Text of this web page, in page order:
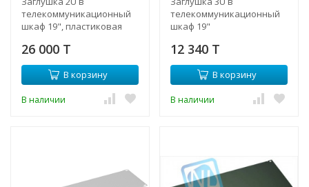
телекоммуникационный
шкаф 19", пластиковая
инструментов
26 000 T
В корзину
В наличии
телекоммуникационный
шкаф 19"
12 340 T
В корзину
В наличии